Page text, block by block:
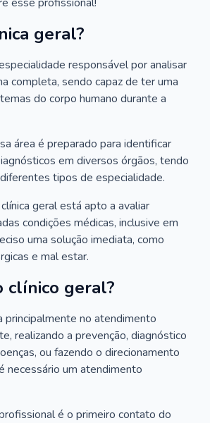
geral?
responsável por analisar
completa, sendo capaz de ter uma
do corpo humano durante a
área é preparado para identificar
em diversos órgãos, tendo
tipos de especialidade.
geral está apto a avaliar
condições médicas, inclusive em
uma solução imediata, como
e mal estar.
clínico geral?
principalmente no atendimento
realizando a prevenção, diagnóstico
ou fazendo o direcionamento
necessário um atendimento
é o primeiro contato do